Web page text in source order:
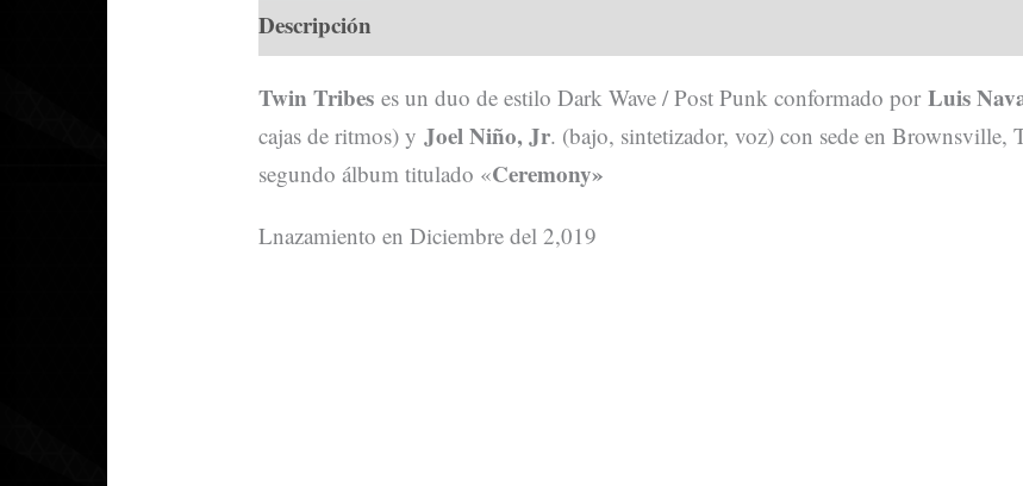
Descripción
Twin Tribeses un duo de estilo Dark Wave / Post Punk conformado por Luis
cajas de ritmos) y Joel Niño, Jr. (bajo, sintetizador, voz) con sede en Brownsville,
segundo álbum titulado «Ceremony»
Lnazamiento en Diciembre del 2,019